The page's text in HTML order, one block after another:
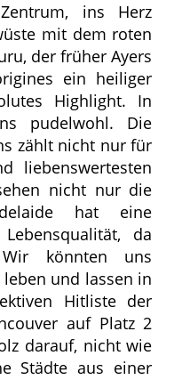
ins Herz
mit dem roten
der früher Ayers
ein heiliger
Highlight. In
pudelwohl. Die
zählt nicht nur für
liebenswertesten
nicht nur die
hat eine
da
könnten uns
und lassen in
Hitliste der
auf Platz 2
darauf, nicht wie
Städte aus einer